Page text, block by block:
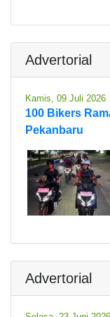
Advertorial
Kamis, 09 Juli 2026
100 Bikers
Pekanbaru
Advertorial